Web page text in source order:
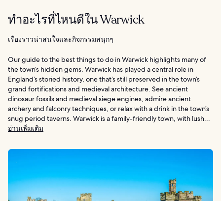
ทำอะไรที่ไหนดีใน Warwick
เรื่องราวน่าสนใจและกิจกรรมสนุกๆ
Our guide to the best things to do in Warwick highlights many of
the town’s hidden gems. Warwick has played a central role in
England’s storied history, one that’s still preserved in the town’s
grand fortifications and medieval architecture. See ancient
dinosaur fossils and medieval siege engines, admire ancient
archery and falconry techniques, or relax with a drink in the town’s
snug period taverns. Warwick is a family-friendly town, with lush...
อ่านเพิ่มเติม